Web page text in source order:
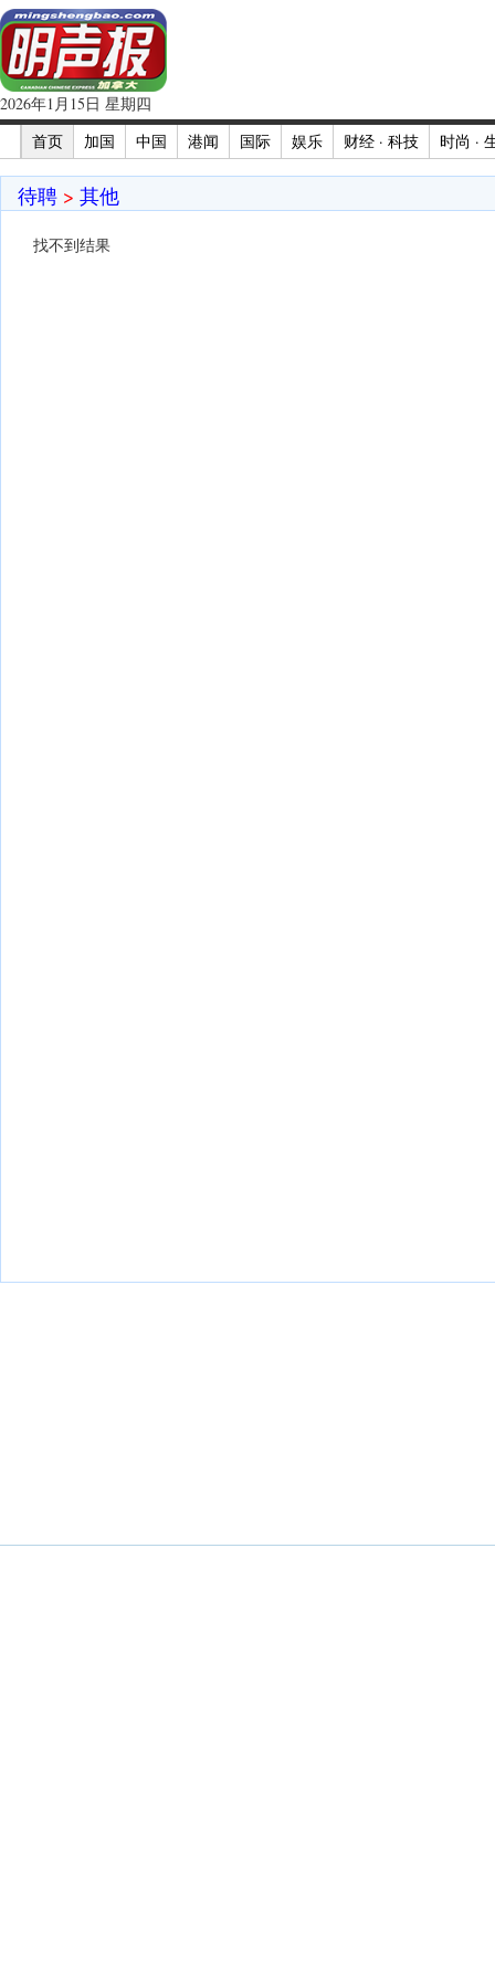
2026年1月15日 星期四
首页
加国 中国 港闻 国际 娱乐 财经 · 科技 时尚 ·
待聘 > 其他
找不到结果